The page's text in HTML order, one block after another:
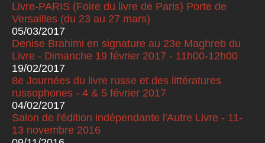
Livre-PARIS (Foire du livre de Paris) Porte de
Versailles (du 23 au 27 mars)
05/03/2017
Denise Brahimi en signature au 23e Maghreb du
Livre - Dimanche 19 février 2017 - 11h00-12h00
19/02/2017
8e Journées du livre russe et des littératures
russophones - 4 & 5 février 2017
04/02/2017
Salon de l'édition indépendante l'Autre Livre - 11-
13 novembre 2016